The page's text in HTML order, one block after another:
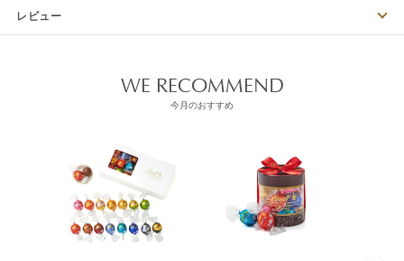
レビュー
WE RECOMMEND
今月のおすすめ